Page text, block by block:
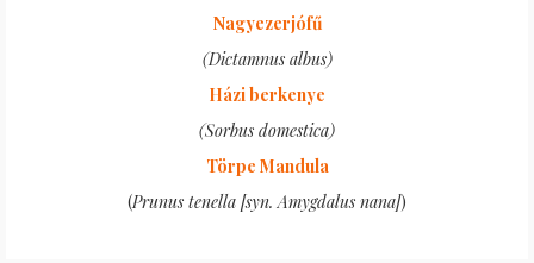
Nagyezerjófű
(Dictamnus albus)
Házi berkenye
(Sorbus domestica)
Törpe Mandula
(Prunus tenella [syn. Amygdalus nana])